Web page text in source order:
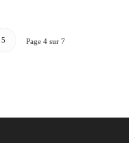
Page 4 sur 7
5